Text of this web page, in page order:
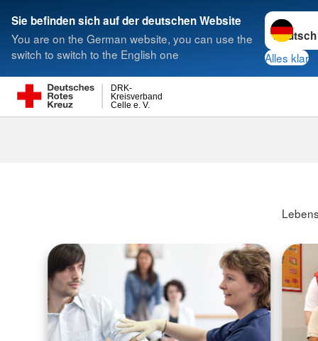
Sie befinden sich auf der deutschen Website
You are on the German website, you can use the
switch to switch to the English one
Sprache
Alles klar
Celle e. V.
Kreisverband
DRK-
Suche